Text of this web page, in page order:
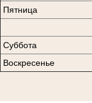
Пятница
Суббота
Воскресенье